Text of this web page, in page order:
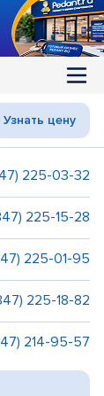
Узнать цену
225-03-32
225-15-28
225-01-95
225-18-82
214-95-57